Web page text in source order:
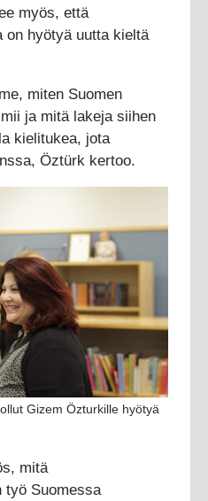
myös, että
on hyötyä uutta kieltä
miten Suomen
ja mitä lakeja siihen
kielitukea, jota
Öztürk kertoo.
Gizem Özturkille hyötyä
mitä
työ Suomessa